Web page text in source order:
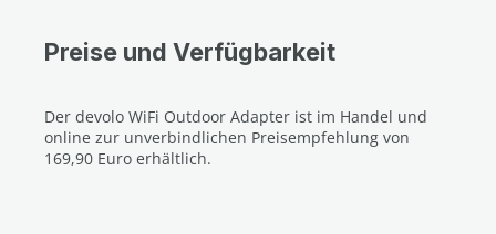
Preise und Verfügbarkeit
Der devolo WiFi Outdoor Adapter ist im Handel und
online zur unverbindlichen Preisempfehlung von
169,90 Euro erhältlich.